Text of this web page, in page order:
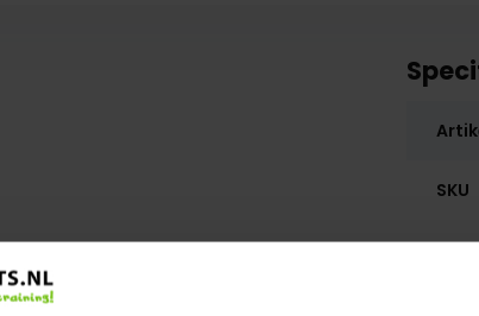
SKU